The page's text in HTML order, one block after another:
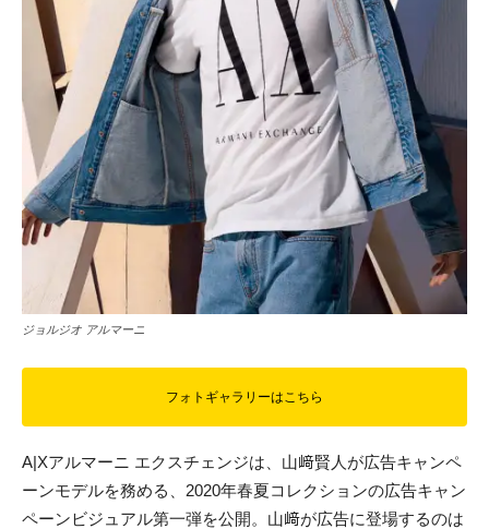
ジョルジオ アルマーニ
フォトギャラリーはこちら
A|Xアルマーニ エクスチェンジは、山﨑賢人が広告キャンペ
ーンモデルを務める、2020年春夏コレクションの広告キャン
ペーンビジュアル第一弾を公開。山﨑が広告に登場するのは